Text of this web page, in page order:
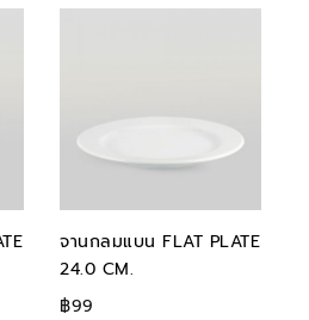
จานกลมแบน FLAT PLATE
24.0 CM.
฿99